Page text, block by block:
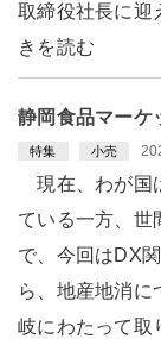
取締役社長に
きを読む
静岡食品マーケ
特集 小売
現在、わが国
ている一方、世
で、今回はDX
ら、地産地消に
岐にわたって取